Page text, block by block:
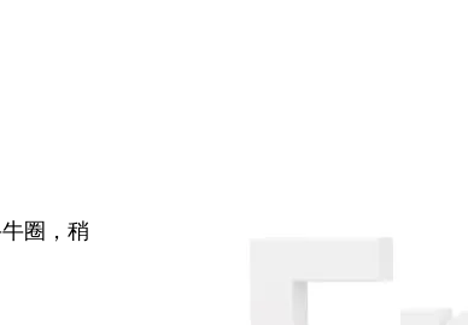
圈，稍